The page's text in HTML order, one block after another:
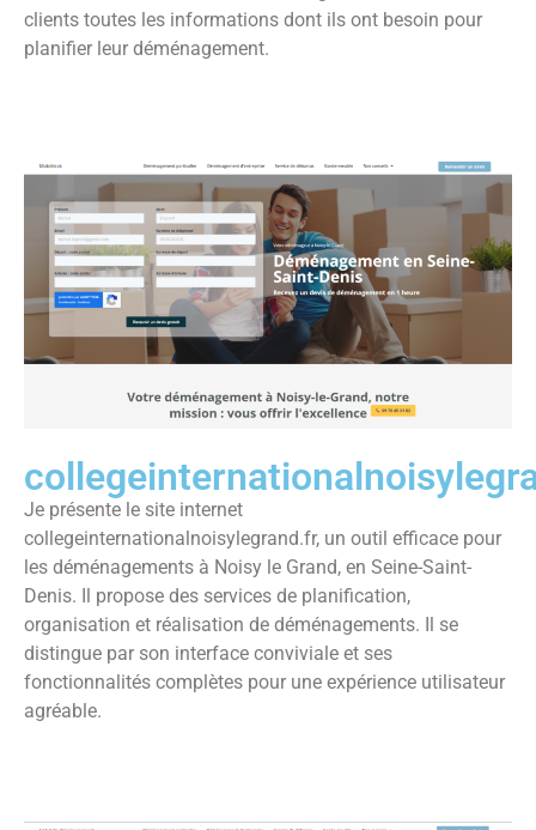
clients toutes les informations dont ils ont besoin pour
planifier leur déménagement.
Je présente le site internet
collegeinternationalnoisylegrand.fr, un outil efficace pour
les déménagements à Noisy le Grand, en Seine-Saint-
Denis. Il propose des services de planification,
organisation et réalisation de déménagements. Il se
distingue par son interface conviviale et ses
fonctionnalités complètes pour une expérience utilisateur
agréable.